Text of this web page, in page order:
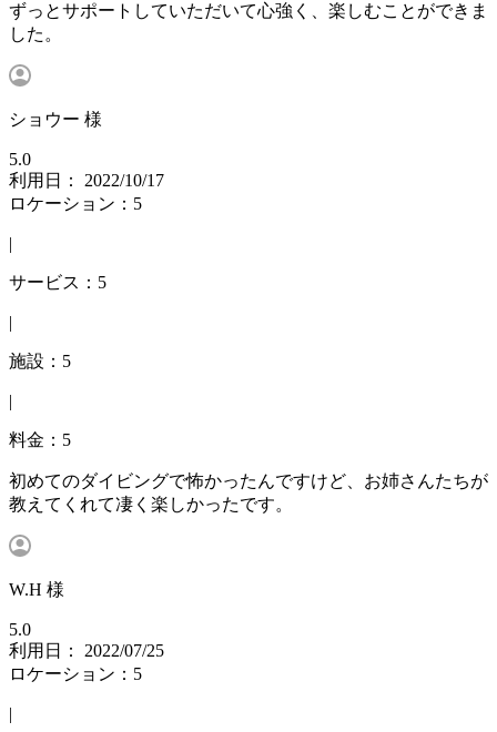
ずっとサポートしていただいて心強く、楽しむことができま
した。
ショウー 様
5.0
利用日： 2022/10/17
ロケーション：5
|
サービス：5
|
施設：5
|
料金：5
初めてのダイビングで怖かったんですけど、お姉さんたちが
教えてくれて凄く楽しかったです。
W.H 様
5.0
利用日： 2022/07/25
ロケーション：5
|